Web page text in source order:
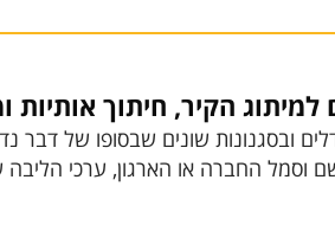
למיתוג הקיר, חיתוך אותיות
ובסגנונות שונים שבסופו של דבר
וסמל החברה או הארגון, ערכי הליבה